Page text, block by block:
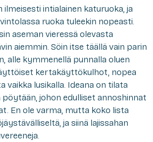
ilmeisesti intialainen katuruoka, ja
ruoka tuleekin nopeasti.
aseman vieressä olevasta
aiemmin. Söin itse täällä vain parin
alle kymmenellä punnalla oluen
kertakäyttökulhot, nopea
vaikka lusikalla. Ideana on tilata
pöytään, johon edulliset annoshinnat
En ole varma, mutta koko lista
ja siinä lajissahan